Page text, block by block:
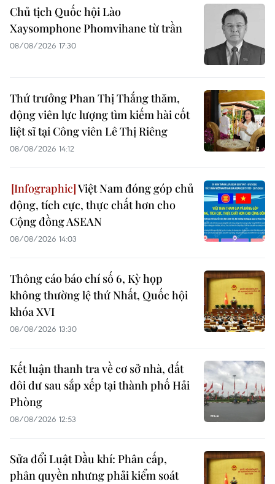
Chủ tịch Quốc hội Lào
Xaysomphone Phomvihane từ trần
08/08/2026 17:30
Thứ trưởng Phan Thị Thắng thăm,
động viên lực lượng tìm kiếm hài cốt
liệt sĩ tại Công viên Lê Thị Riêng
08/08/2026 14:12
Việt Nam đóng góp chủ
động, tích cực, thực chất hơn cho
Cộng đồng ASEAN
08/08/2026 14:03
Thông cáo báo chí số 6, Kỳ họp
không thường lệ thứ Nhất, Quốc hội
khóa XVI
08/08/2026 13:30
Kết luận thanh tra về cơ sở nhà, đất
dôi dư sau sắp xếp tại thành phố Hải
Phòng
08/08/2026 12:53
Sửa đổi Luật Dầu khí: Phân cấp,
phân quyền nhưng phải kiểm soát